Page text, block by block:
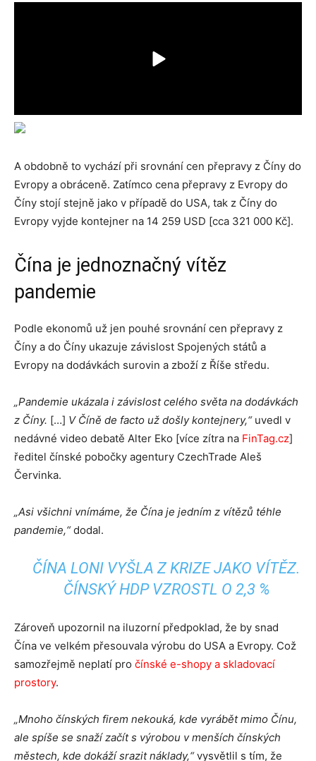
A obdobně to vychází při srovnání cen přepravy z Číny do
Evropy a obráceně. Zatímco cena přepravy z Evropy do
Číny stojí stejně jako v případě do USA, tak z Číny do
Evropy vyjde kontejner na 14 259 USD [cca 321 000 Kč].
Čína je jednoznačný vítěz
pandemie
Podle ekonomů už jen pouhé srovnání cen přepravy z
Číny a do Číny ukazuje závislost Spojených států a
Evropy na dodávkách surovin a zboží z Říše středu.
„Pandemie ukázala i závislost celého světa na dodávkách
z Číny. […] V Číně de facto už došly kontejnery,“uvedl v
nedávné video debatě Alter Eko [více zítra na FinTag.cz]
ředitel čínské pobočky agentury CzechTrade Aleš
Červinka.
„Asi všichni vnímáme, že Čína je jedním z vítězů téhle
pandemie,“dodal.
ČÍNA LONI VYŠLA Z KRIZE JAKO VÍTĚZ.
ČÍNSKÝ HDP VZROSTL O 2,3 %
Zároveň upozornil na iluzorní předpoklad, že by snad
Čína ve velkém přesouvala výrobu do USA a Evropy. Což
samozřejmě neplatí pro čínské e-shopy a skladovací
prostory.
„Mnoho čínských firem nekouká, kde vyrábět mimo Čínu,
ale spíše se snaží začít s výrobou v menších čínských
městech, kde dokáží srazit náklady,“vysvětlil s tím, že